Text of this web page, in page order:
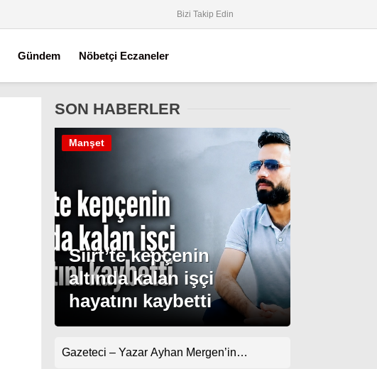
Gündem
Bizi Takip Edin
Gündem Nöbetçi Eczaneler
SON HABERLER
Siirt’te kepçenin
altında kalan işçi
hayatını kaybetti
Manşet
Gazeteci – Yazar Ayhan Mergen’in